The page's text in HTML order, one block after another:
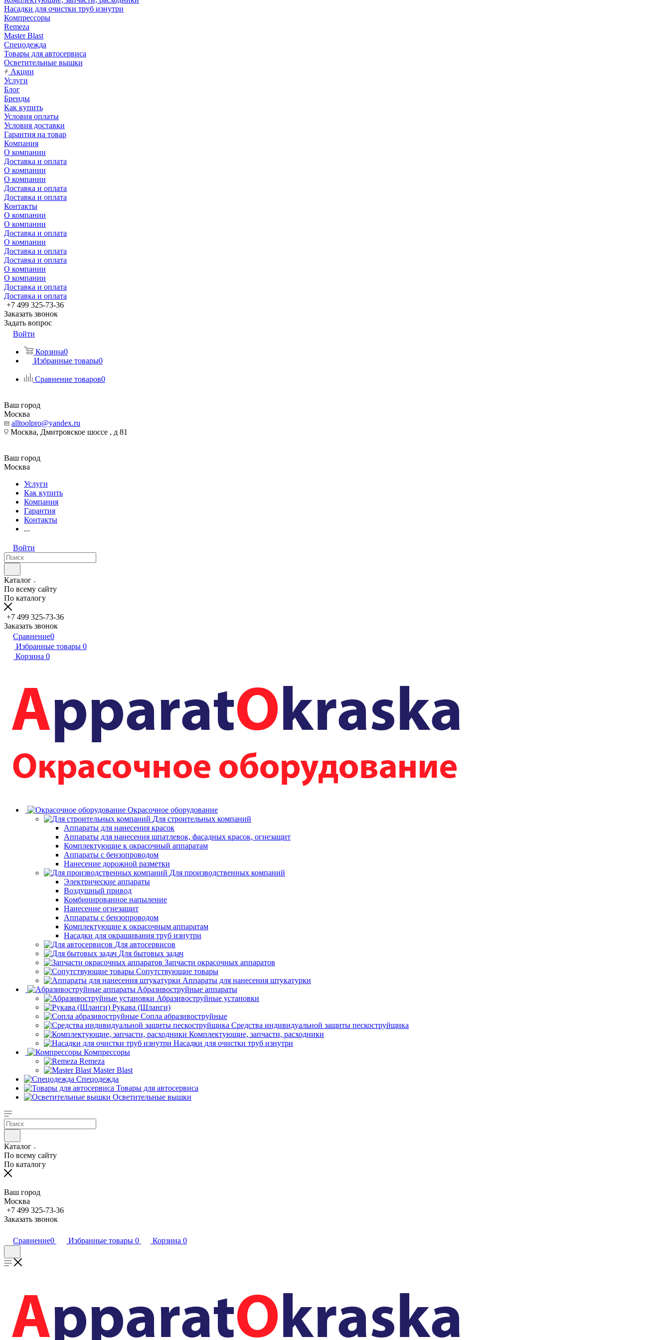
Насадки для очистки труб изнутри
Компрессоры
Remeza
Master Blast
Спецодежда
Товары для автосервиса
Осветительные вышки
Акции
Услуги
Блог
Бренды
Как купить
Условия оплаты
Условия доставки
Гарантия на товар
Компания
О компании
Доставка и оплата
О компании
О компании
Доставка и оплата
Доставка и оплата
Контакты
О компании
О компании
Доставка и оплата
О компании
Доставка и оплата
Доставка и оплата
О компании
О компании
Доставка и оплата
Доставка и оплата
+7 499 325-73-36
Заказать звонок
Задать вопрос
Войти
Корзина0
Избранные товары0
Сравнение товаров0
Ваш город
Москва
alltoolpro@yandex.ru
Москва, Дмитровское шоссе , д 81
Ваш город
Москва
Услуги
Как купить
Компания
Гарантия
Контакты
...
Войти
Каталог
По всему сайту
По каталогу
+7 499 325-73-36
Заказать звонок
Сравнение0
Избранные товары 0
Корзина 0
Окрасочное оборудование
Для строительных компаний
Аппараты для нанесения красок
Аппараты для нанесения шпатлевок, фасадных красок, огнезащит
Комплектующие к окрасочный аппаратам
Аппараты с бензопроводом
Нанесение дорожной разметки
Для производственных компаний
Электрические аппараты
Воздушный привод
Комбинированное напыление
Нанесение огнезащит
Аппараты с бензопроводом
Комплектующие к окрасочным аппаратам
Насадки для окрашивания труб изнутри
Для автосервисов
Для бытовых задач
Запчасти окрасочных аппаратов
Сопутствующие товары
Аппараты для нанесения штукатурки
Aбразивоструйные аппараты
Абразивоструйные установки
Рукава (Шланги)
Сопла абразивоструйные
Средства индивидуальной защиты пескоструйщика
Комплектующие, запчасти, расходники
Насадки для очистки труб изнутри
Компрессоры
Remeza
Master Blast
Спецодежда
Товары для автосервиса
Осветительные вышки
Каталог
По всему сайту
По каталогу
Ваш город
Москва
+7 499 325-73-36
Заказать звонок
Сравнение0 Избранные товары 0 Корзина 0